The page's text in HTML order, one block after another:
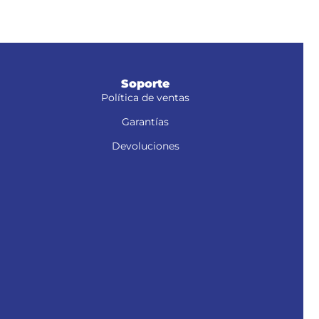
Soporte
Política de ventas
Garantías
Devoluciones